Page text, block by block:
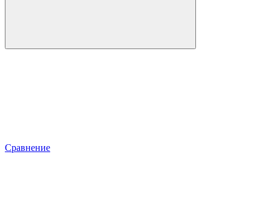
Сравнение